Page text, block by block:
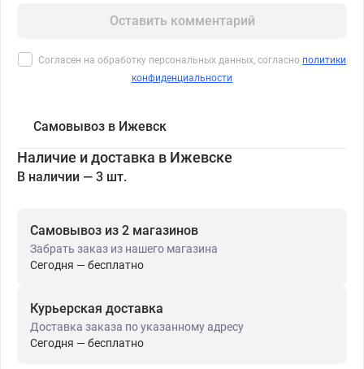
Оставить комментарий
Согласен на обработку персональных данных, согласно политики
конфиденциальности
Самовывоз в Ижевск
Наличие и доставка в Ижевске
В наличии — 3 шт.
Самовывоз из 2 магазинов
Забрать заказ из нашего магазина
Сегодня — бесплатно
Курьерская доставка
Доставка заказа по указанному адресу
Сегодня — бесплатно